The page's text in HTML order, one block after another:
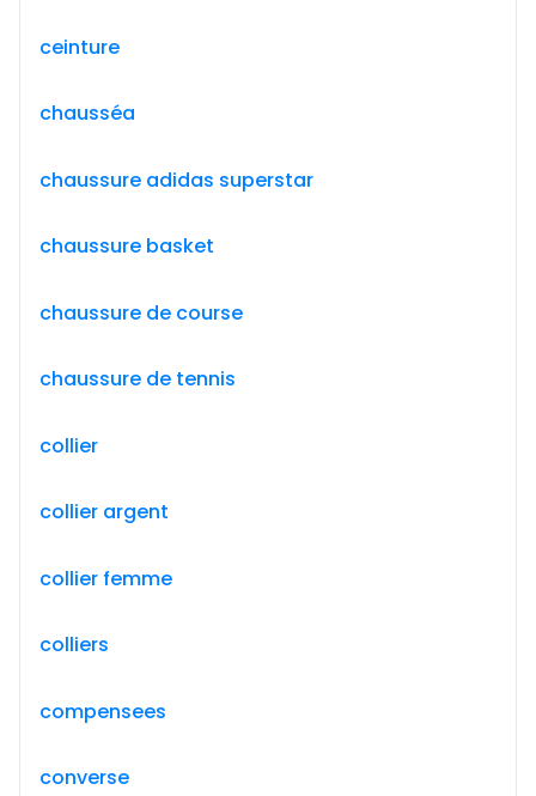
ceinture
chausséa
chaussure adidas superstar
chaussure basket
chaussure de course
chaussure de tennis
collier
collier argent
collier femme
colliers
compensees
converse